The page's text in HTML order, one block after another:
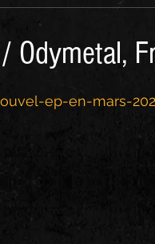
Odymetal,
ep-en-mars-